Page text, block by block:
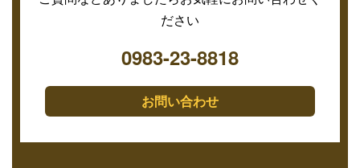
ださい
0983-23-8818
お問い合わせ